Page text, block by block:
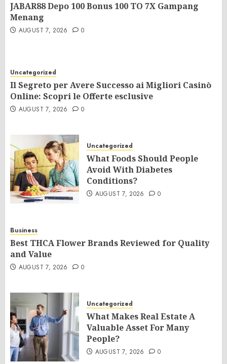
JABAR88 Depo 100 Bonus 100 TO 7X Gampang
Menang
AUGUST 7, 2026 0
Uncategorized
Il Segreto per Avere Successo ai Migliori Casinò
Online: Scopri le Offerte esclusive
AUGUST 7, 2026 0
Uncategorized
What Foods Should People
Avoid With Diabetes
Conditions?
AUGUST 7, 2026 0
Business
Best THCA Flower Brands Reviewed for Quality
and Value
AUGUST 7, 2026 0
Uncategorized
What Makes Real Estate A
Valuable Asset For Many
People?
AUGUST 7, 2026 0